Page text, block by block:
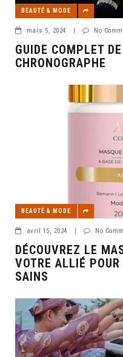
BEAUTÉ & MODE
mars 5, 2024 | No
GUIDE COMPLET
CHRONOGRAPHE
BEAUTÉ & MODE
avril 15, 2024 No
DÉCOUVREZ LE
VOTRE ALLIÉ
SAINS